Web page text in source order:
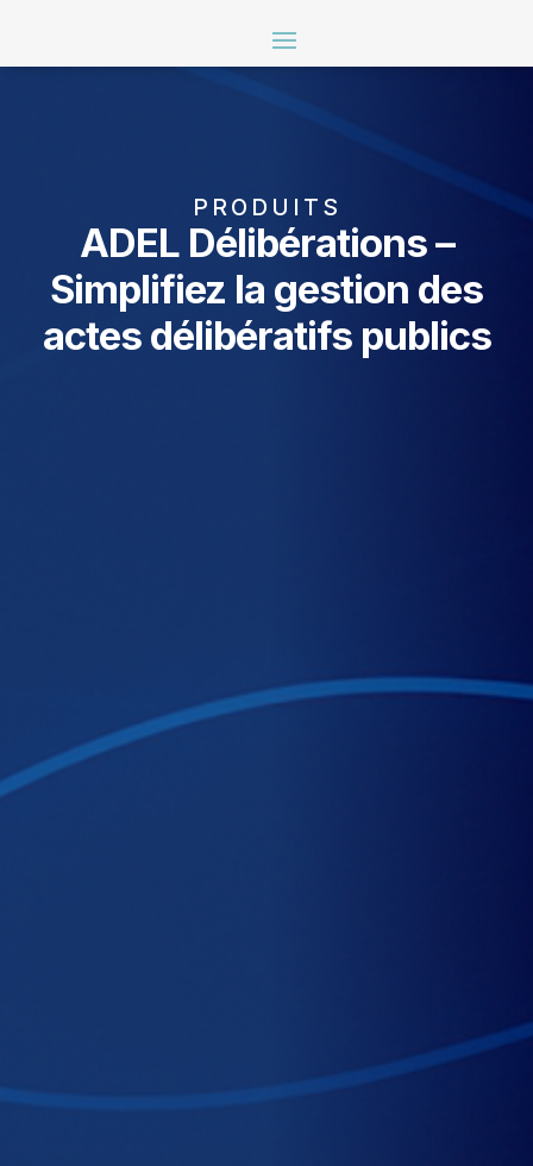
PRODUITS
ADEL Délibérations –
Simplifiez la gestion des
actes délibératifs publics